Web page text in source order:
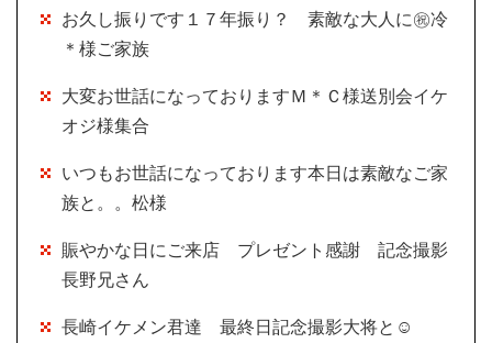
お久し振りです１７年振り？ 素敵な大人に㊗冷
＊様ご家族
大変お世話になっておりますＭ＊Ｃ様送別会イケ
オジ様集合
いつもお世話になっております本日は素敵なご家
族と。。松様
賑やかな日にご来店 プレゼント感謝 記念撮影
長野兄さん
長崎イケメン君達 最終日記念撮影大将と☺